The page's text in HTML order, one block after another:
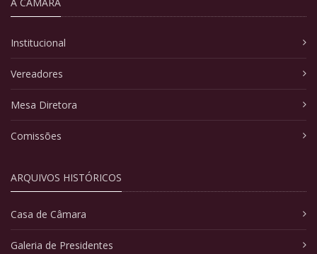
Institucional
Vereadores
Mesa Diretora
Comissões
ARQUIVOS HISTÓRICOS
Casa de Câmara
Galeria de Presidentes